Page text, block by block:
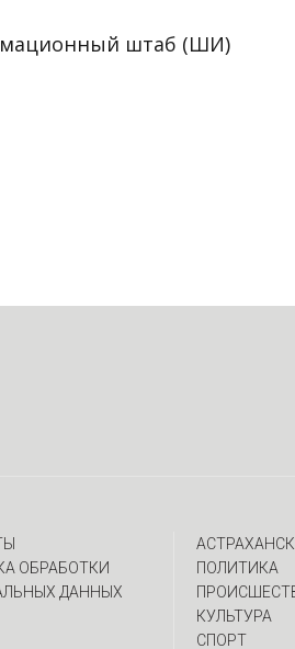
штаб (ШИ)
ОБРАБОТКИ
ДАННЫХ
ПОЛИТИКА
КУЛЬТУРА
СПОРТ